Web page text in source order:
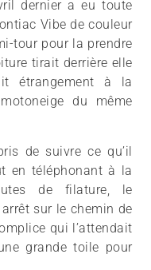
dernier a eu toute
Vibe de couleur
tour pour la prendre
tirait derrière elle
étrangement à la
du même
de suivre ce qu’il
en téléphonant à la
de filature, le
sur le chemin de
qui l’attendait
grande toile pour